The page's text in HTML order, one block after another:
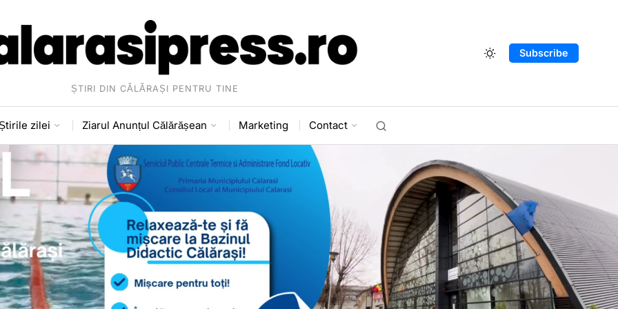
ȘTIRI DIN CĂLĂRAȘI PENTRU TINE
Subscribe
zilei Ziarul Anunțul Călărășean Marketing Contact